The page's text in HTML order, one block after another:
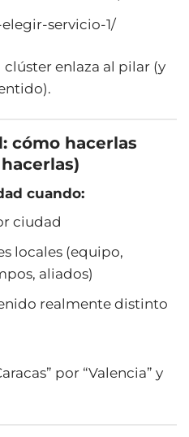
servicio-1/
enlaza al pilar (y
cómo hacerlas
cuando:
ciudad
locales (equipo,
aliados)
realmente distinto
por “Valencia” y